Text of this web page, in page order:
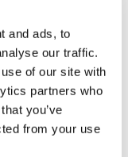
and ads, to
our traffic.
of our site with
partners who
you’ve
from your use